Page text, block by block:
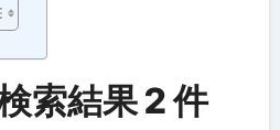
索結果 2 件